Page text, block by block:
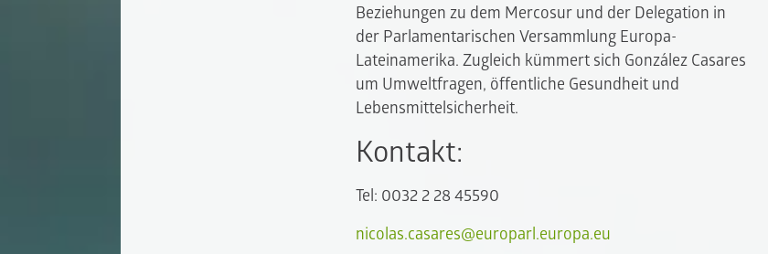
Beziehungen zu dem Mercosur und der Delegation in
der Parlamentarischen Versammlung Europa-
Lateinamerika. Zugleich kümmert sich González Casares
um Umweltfragen, öffentliche Gesundheit und
Lebensmittelsicherheit.
Kontakt:
Tel: 0032 2 28 45590
nicolas.casares@europarl.europa.eu